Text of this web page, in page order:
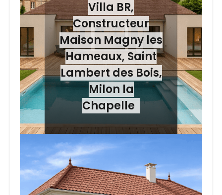
Villa BR,
Constructeur
Maison Magny les
Hameaux, Saint
Lambert des Bois,
Milon la
Chapelle